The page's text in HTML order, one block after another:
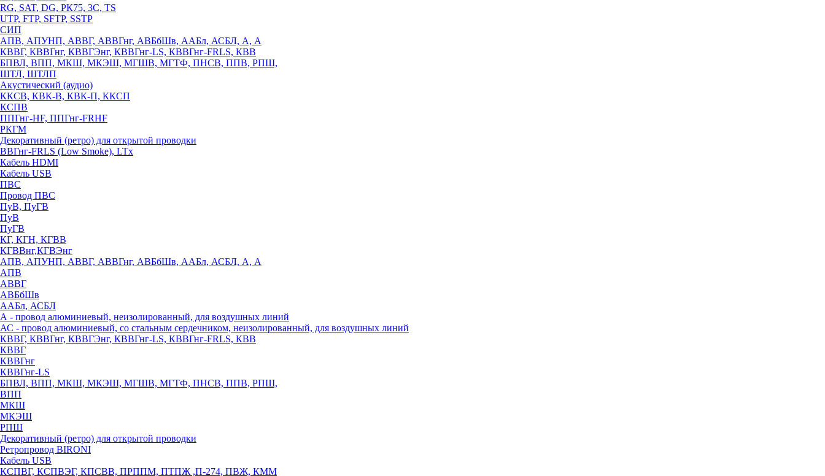
RG, SAT, DG, РК75, 3С, TS
UTP, FTP, SFTP, SSTP
СИП
АПВ, АПУНП, АВВГ, АВВГнг, АВБбШв, ААБл, АСБЛ, А, А
КВВГ, КВВГнг, КВВГЭнг, КВВГнг-LS, КВВГнг-FRLS, КВВ
БПВЛ, ВПП, МКШ, МКЭШ, МГШВ, МГТФ, ПНСВ, ППВ, РПШ,
ШТЛ, ШТЛП
Акустический (аудио)
ККСВ, КВК-В, КВК-П, ККСП
КСПВ
ППГнг-HF, ППГнг-FRHF
РКГМ
Декоративный (ретро) для открытой проводки
ВВГнг-FRLS (Low Smoke), LTx
Кабель HDMI
Кабель USB
ПВС
Провод ПВС
ПуВ, ПуГВ
ПуВ
ПуГВ
КГ, КГН, КГВВ
КГВВнг,КГВЭнг
АПВ, АПУНП, АВВГ, АВВГнг, АВБбШв, ААБл, АСБЛ, А, А
АПВ
АВВГ
АВБбШв
ААБл, АСБЛ
А - провод алюминиевый, неизолированный, для воздушных линий
АС - провод алюминиевый, со стальным сердечником, неизолированный, для воздушных линий
КВВГ, КВВГнг, КВВГЭнг, КВВГнг-LS, КВВГнг-FRLS, КВВ
КВВГ
КВВГнг
КВВГнг-LS
БПВЛ, ВПП, МКШ, МКЭШ, МГШВ, МГТФ, ПНСВ, ППВ, РПШ,
ВПП
МКШ
МКЭШ
РПШ
Декоративный (ретро) для открытой проводки
Ретропровод BIRONI
Кабель USB
КСПВГ, КСПВЭГ, КПСВВ, ПРППМ, ПТПЖ ,П-274, ПВЖ, КММ